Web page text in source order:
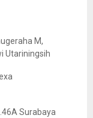
M,
Utariningsih
Surabaya